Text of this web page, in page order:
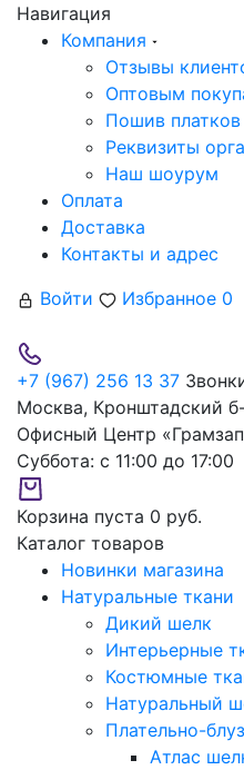
Навигация
Компания
Отзывы клиентов
Оптовым
Пошив платков
Реквизиты
Наш шоурум
Оплата
Доставка
Контакты и адрес
Войти
Избранное 0
+7 (967) 256 13 37 Звонки
Москва, Кронштадский б-
Офисный Центр
Суббота: с 11:00 до 17:00
Корзина пуста 0 руб.
Каталог товаров
Новинки магазина
Натуральные ткани
Дикий шелк
Интерьерные
Костюмные
Натуральный
Плательно-
Атлас